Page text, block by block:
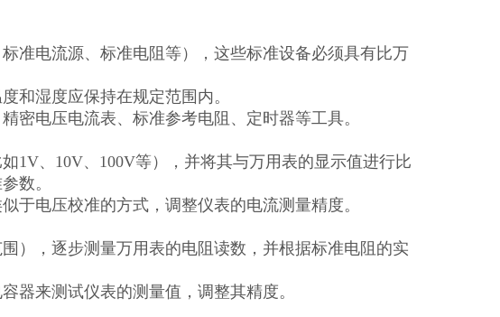
准电流源、标准电阻等），这些标准设备必须具有比万
和湿度应保持在规定范围内。
密电压电流表、标准参考电阻、定时器等工具。
1V、10V、100V等），并将其与万用表的显示值进行比
数。
于电压校准的方式，调整仪表的电流测量精度。
），逐步测量万用表的电阻读数，并根据标准电阻的实
器来测试仪表的测量值，调整其精度。